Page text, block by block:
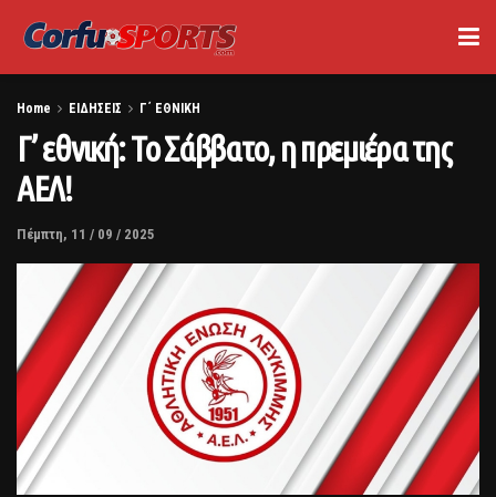
Home ΕΙΔΗΣΕΙΣ Γ΄ ΕΘΝΙΚΗ
Γ’ εθνική: Το Σάββατο, η πρεμιέρα της
ΑΕΛ!
Πέμπτη, 11 / 09 / 2025